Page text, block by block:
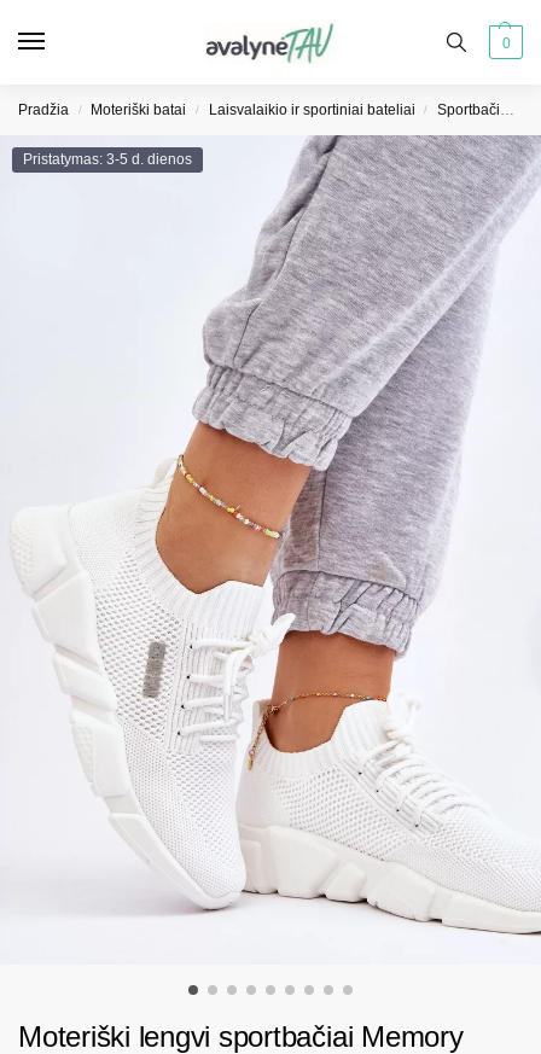
0
Pradžia / Moteriški batai / Laisvalaikio ir sportiniai bateliai / Sportbačiai moterims
Pristatymas: 3-5 d. dienos
Moteriški lengvi sportbačiai Memory